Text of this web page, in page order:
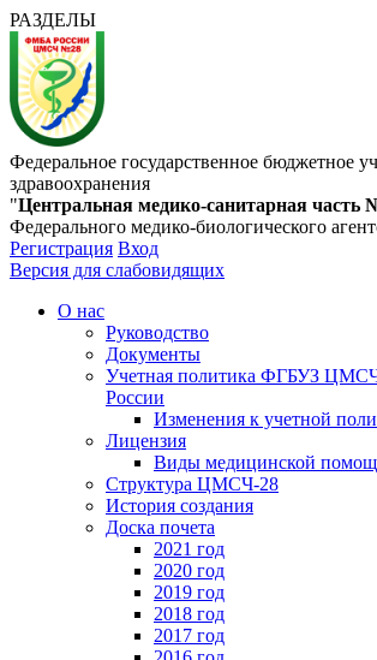
РАЗДЕЛЫ
Федеральное государственное бюджетное
здравоохранения
"Центральная медико-санитарная часть
Федерального медико-биологического
Регистрация Вход
Версия для слабовидящих
О нас
Руководство
Документы
Учетная политика ФГБУЗ
России
Изменения к учетной
Лицензия
Виды медицинской
Структура ЦМСЧ-28
История создания
Доска почета
2021 год
2020 год
2019 год
2018 год
2017 год